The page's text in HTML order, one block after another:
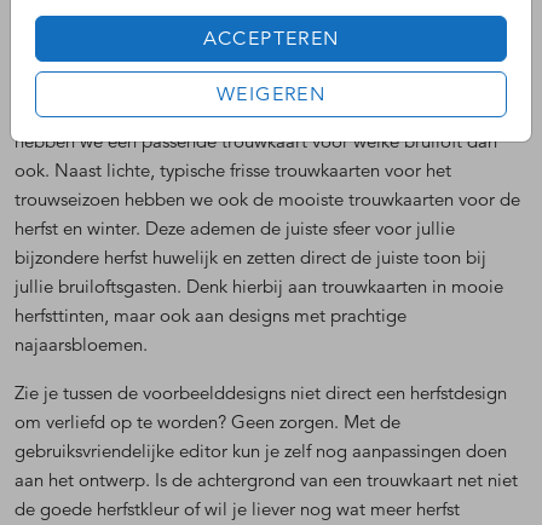
ACCEPTEREN
WEIGEREN
Trouwen in de herfst met Blijkaartje
En, al helemaal overtuigd? Dan is het nu tijd om eens
onderzoek te doen naarherfst trouwkaarten. Want bij Blijkaartje
hebben we een passende trouwkaart voor welke bruiloft dan
ook. Naast lichte, typische frisse trouwkaarten voor het
trouwseizoen hebben we ook de mooiste trouwkaarten voor de
herfst en winter. Deze ademen de juiste sfeer voor jullie
bijzondere herfst huwelijk en zetten direct de juiste toon bij
jullie bruiloftsgasten. Denk hierbij aan trouwkaarten in mooie
herfsttinten, maar ook aan designs met prachtige
najaarsbloemen.
Zie je tussen de voorbeelddesigns niet direct een herfstdesign
om verliefd op te worden? Geen zorgen. Met de
gebruiksvriendelijke editor kun je zelf nog aanpassingen doen
aan het ontwerp. Is de achtergrond van een trouwkaart net niet
de goede herfstkleur of wil je liever nog wat meer herfst